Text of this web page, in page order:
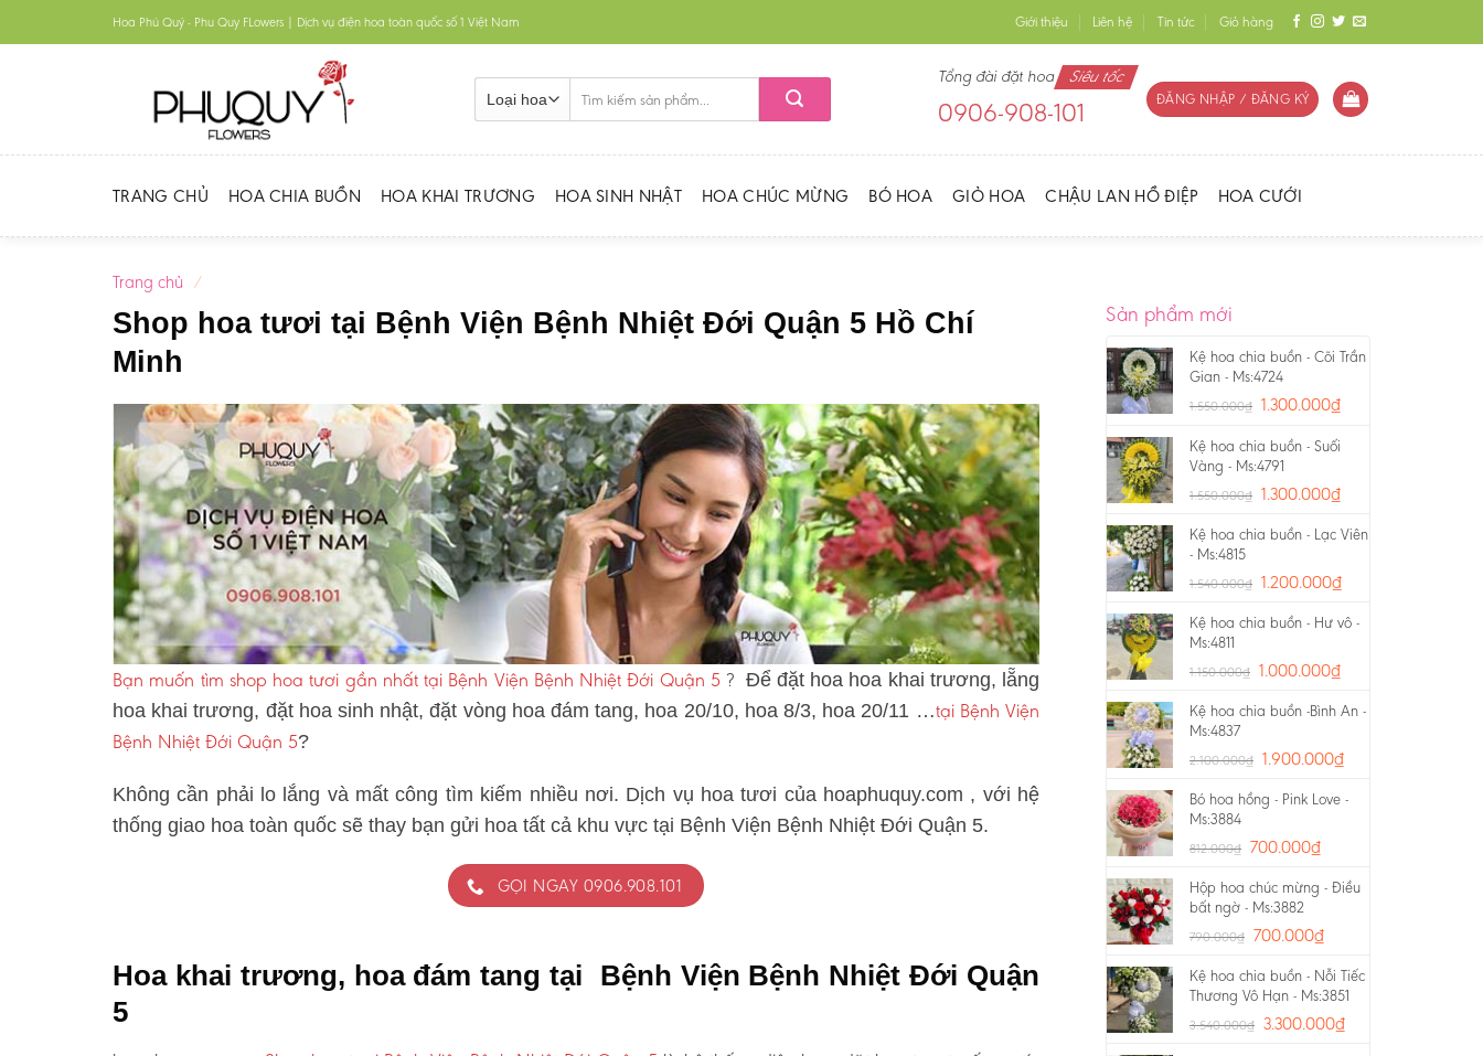
to
Hoa Phú Quý - Phu Quy FLowers | Dịch vụ điện hoa toàn quốc số 1 Việt Nam Giới thiệu Liên hệ Tin tức Giỏ hàng
kiếm:
Tổng đài đặt hoa Siêu tốc
0906-908-101 ĐĂNG NHẬP / ĐĂNG KÝ
TRANG CHỦ HOA CHIA BUỒN HOA KHAI TRƯƠNG HOA SINH NHẬT HOA CHÚC MỪNG BÓ HOA GIỎ HOA CHẬU LAN HỒ ĐIỆP HOA CƯỚI
Trang chủ /
Shop hoa tươi tại Bệnh Viện Bệnh Nhiệt Đới Quận 5 Hồ Chí
Minh
Bạn muốn tìm shop hoa tươi gần nhất tại Bệnh Viện Bệnh Nhiệt Đới Quận 5 ? Để đặt hoa hoa khai trương, lẵng
hoa khai trương, đặt hoa sinh nhật, đặt vòng hoa đám tang, hoa 20/10, hoa 8/3, hoa 20/11 …tại Bệnh Viện
Bệnh Nhiệt Đới Quận 5?
Không cần phải lo lắng và mất công tìm kiếm nhiều nơi. Dịch vụ hoa tươi của hoaphuquy.com , với hệ
thống giao hoa toàn quốc sẽ thay bạn gửi hoa tất cả khu vực tại Bệnh Viện Bệnh Nhiệt Đới Quận 5.
GỌI NGAY 0906.908.101
Hoa khai trương, hoa đám tang tại Bệnh Viện Bệnh Nhiệt Đới Quận
5
Sản phẩm mới
Kệ hoa chia buồn - Cõi Trần
Gian - Ms:4724
1.550.000₫ 1.300.000₫
Kệ hoa chia buồn - Suối
Vàng - Ms:4791
1.550.000₫ 1.300.000₫
Kệ hoa chia buồn - Lạc Viên
- Ms:4815
1.540.000₫ 1.200.000₫
Kệ hoa chia buồn - Hư vô -
Ms:4811
1.150.000₫ 1.000.000₫
Kệ hoa chia buồn -Bình An -
Ms:4837
2.100.000₫ 1.900.000₫
Bó hoa hồng - Pink Love -
Ms:3884
812.000₫ 700.000₫
Hộp hoa chúc mừng - Điều
bất ngờ - Ms:3882
790.000₫ 700.000₫
Kệ hoa chia buồn - Nỗi Tiếc
Thương Vô Hạn - Ms:3851
3.540.000₫ 3.300.000₫